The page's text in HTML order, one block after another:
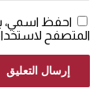
احفظ اسمي،
المتصفح